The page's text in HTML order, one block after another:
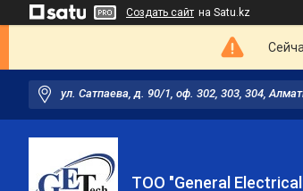
Создать сайт на Satu.kz
ул. Сатпаева, д. 90/1, оф. 302, 303, 304,
ТОО "General